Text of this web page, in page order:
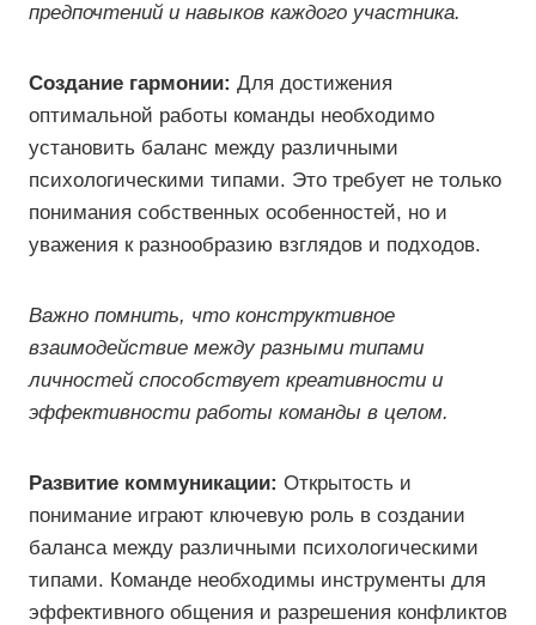
предпочтений и навыков каждого участника.
Создание гармонии: Для достижения
оптимальной работы команды необходимо
установить баланс между различными
психологическими типами. Это требует не только
понимания собственных особенностей, но и
уважения к разнообразию взглядов и подходов.
Важно помнить, что конструктивное
взаимодействие между разными типами
личностей способствует креативности и
эффективности работы команды в целом.
Развитие коммуникации: Открытость и
понимание играют ключевую роль в создании
баланса между различными психологическими
типами. Команде необходимы инструменты для
эффективного общения и разрешения конфликтов